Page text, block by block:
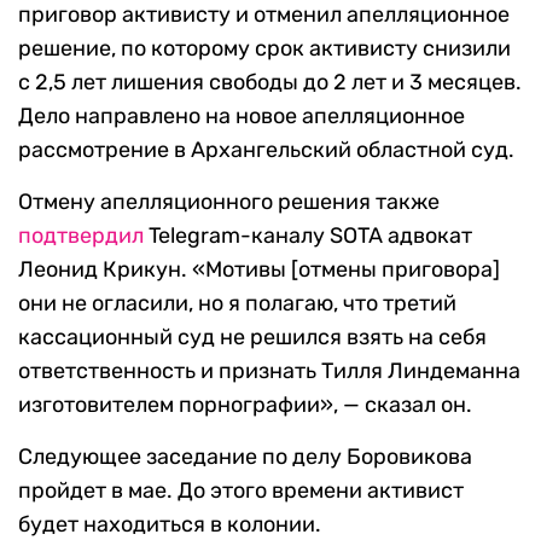
приговор активисту и отменил апелляционное
решение, по которому срок активисту снизили
с 2,5 лет лишения свободы до 2 лет и 3 месяцев.
Дело направлено на новое апелляционное
рассмотрение в Архангельский областной суд.
Отмену апелляционного решения также
подтвердил Telegram-каналу SOTA адвокат
Леонид Крикун. «Мотивы [отмены приговора]
они не огласили, но я полагаю, что третий
кассационный суд не решился взять на себя
ответственность и признать Тилля Линдеманна
изготовителем порнографии», — сказал он.
Следующее заседание по делу Боровикова
пройдет в мае. До этого времени активист
будет находиться в колонии.